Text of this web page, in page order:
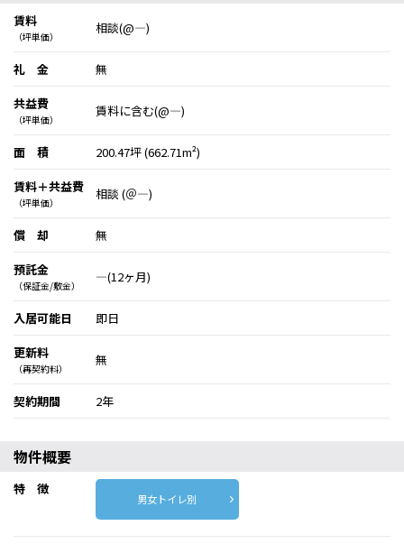
賃料
（坪単価）
相談(@―)
礼 金
無
共益費
（坪単価）
賃料に含む(@―)
面 積
200.47坪 (662.71m²)
賃料＋共益費
（坪単価）
相談 (＠―)
償 却
無
預託金
（保証金/敷金）
―(12ヶ月)
入居可能日
即日
更新料
（再契約料）
無
契約期間 2年
物件概要
特 徴
男女トイレ別